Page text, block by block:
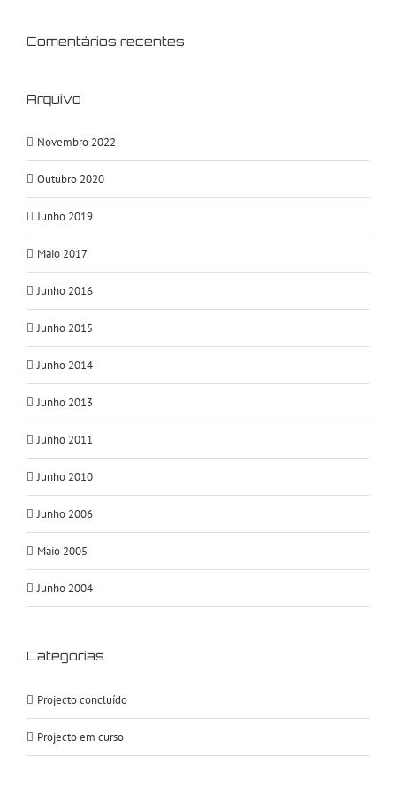
Comentários recentes
Arquivo
Novembro 2022
Outubro 2020
Junho 2019
Maio 2017
Junho 2016
Junho 2015
Junho 2014
Junho 2013
Junho 2011
Junho 2010
Junho 2006
Maio 2005
Junho 2004
Categorias
Projecto concluído
Projecto em curso